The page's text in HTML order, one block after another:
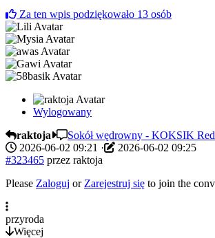
Za ten wpis podziękowało 13 osób
Wylogowany
raktoja
Sokół wędrowny - KOKSIK
2026-06-02 09:21 ·
2026-06-02 09:25
#323465 przez raktoja
Please Zaloguj or Zarejestruj się to join the
przyroda
Więcej